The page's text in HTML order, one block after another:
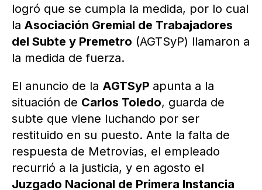
logró que se cumpla la medida, por lo cual
la Asociación Gremial de Trabajadores
del Subte y Premetro (AGTSyP) llamaron a
la medida de fuerza.
El anuncio de la AGTSyP apunta a la
situación de Carlos Toledo, guarda de
subte que viene luchando por ser
restituido en su puesto. Ante la falta de
respuesta de Metrovías, el empleado
recurrió a la justicia, y en agosto el
Juzgado Nacional de Primera Instancia